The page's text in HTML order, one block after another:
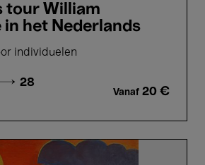
tour William
in het Nederlands
individuelen
→ 28
Vanaf 20 €